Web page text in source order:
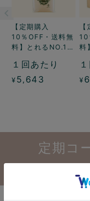
【定期購入
10％OFF・送料無
料】とれるNO.1液
クコース
１回あたり
¥ 5,643
10
料
パ
¥
定期コ